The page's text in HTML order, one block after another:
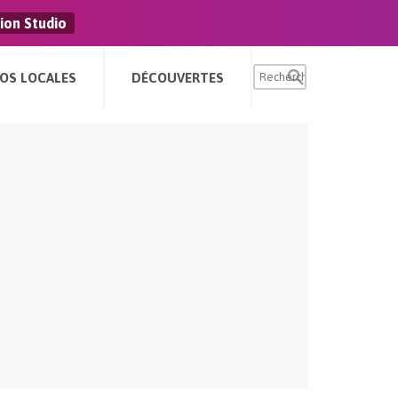
Studio
LOCALES DÉCOUVERTES